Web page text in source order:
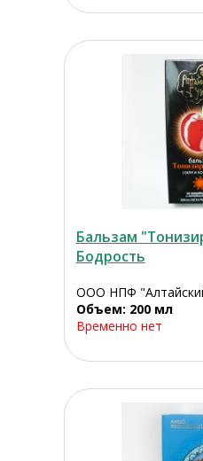
Бальзам
Бодрость
ООО НПФ
Объем: 200 мл
Временно нет